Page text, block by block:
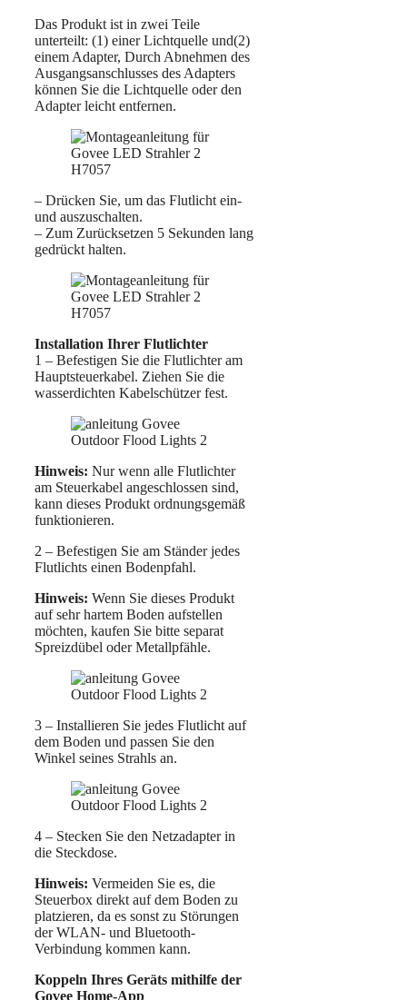
Das Produkt ist in zwei Teile
unterteilt: (1) einer Lichtquelle und(2)
einem Adapter, Durch Abnehmen des
Ausgangsanschlusses des Adapters
können Sie die Lichtquelle oder den
Adapter leicht entfernen.
– Drücken Sie, um das Flutlicht ein-
und auszuschalten.
– Zum Zurücksetzen 5 Sekunden lang
gedrückt halten.
Installation Ihrer Flutlichter
1 – Befestigen Sie die Flutlichter am
Hauptsteuerkabel. Ziehen Sie die
wasserdichten Kabelschützer fest.
Hinweis: Nur wenn alle Flutlichter
am Steuerkabel angeschlossen sind,
kann dieses Produkt ordnungsgemäß
funktionieren.
2 – Befestigen Sie am Ständer jedes
Flutlichts einen Bodenpfahl.
Hinweis: Wenn Sie dieses Produkt
auf sehr hartem Boden aufstellen
möchten, kaufen Sie bitte separat
Spreizdübel oder Metallpfähle.
3 – Installieren Sie jedes Flutlicht auf
dem Boden und passen Sie den
Winkel seines Strahls an.
4 – Stecken Sie den Netzadapter in
die Steckdose.
Hinweis: Vermeiden Sie es, die
Steuerbox direkt auf dem Boden zu
platzieren, da es sonst zu Störungen
der WLAN- und Bluetooth-
Verbindung kommen kann.
Koppeln Ihres Geräts mithilfe der
Govee Home-App